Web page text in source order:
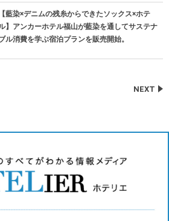
【藍染×デニムの残糸からできたソックス×ホテ
】アンカーホテル福山が藍染を通してサステナ
ル消費を学ぶ宿泊プランを販売開始。
NEXT